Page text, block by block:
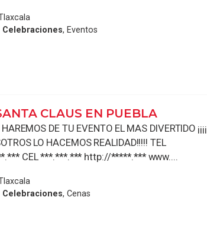
Celebraciones, Eventos
CLAUS EN PUEBLA
DE TU EVENTO EL MAS DIVERTIDO ¡¡¡¡
LO HACEMOS REALIDAD!!!!! TEL
CEL ***.***.*** http://*****.*** www....
Celebraciones, Cenas